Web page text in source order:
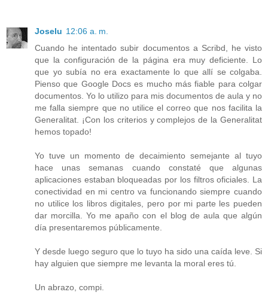
Joselu 12:06 a. m.
Cuando he intentado subir documentos a Scribd, he visto
que la configuración de la página era muy deficiente. Lo
que yo subía no era exactamente lo que allí se colgaba.
Pienso que Google Docs es mucho más fiable para colgar
documentos. Yo lo utilizo para mis documentos de aula y no
me falla siempre que no utilice el correo que nos facilita la
Generalitat. ¡Con los criterios y complejos de la Generalitat
hemos topado!
Yo tuve un momento de decaimiento semejante al tuyo
hace unas semanas cuando constaté que algunas
aplicaciones estaban bloqueadas por los filtros oficiales. La
conectividad en mi centro va funcionando siempre cuando
no utilice los libros digitales, pero por mi parte les pueden
dar morcilla. Yo me apaño con el blog de aula que algún
día presentaremos públicamente.
Y desde luego seguro que lo tuyo ha sido una caída leve. Si
hay alguien que siempre me levanta la moral eres tú.
Un abrazo, compi.